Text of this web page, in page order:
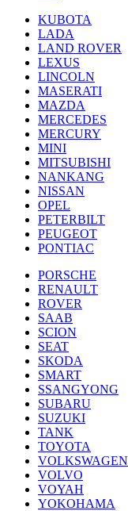
KUBOTA
LADA
LAND ROVER
LEXUS
LINCOLN
MASERATI
MAZDA
MERCEDES
MERCURY
MINI
MITSUBISHI
NANKANG
NISSAN
OPEL
PETERBILT
PEUGEOT
PONTIAC
PORSCHE
RENAULT
ROVER
SAAB
SCION
SEAT
SKODA
SMART
SSANGYONG
SUBARU
SUZUKI
TANK
TOYOTA
VOLKSWAGEN
VOLVO
VOYAH
YOKOHAMA